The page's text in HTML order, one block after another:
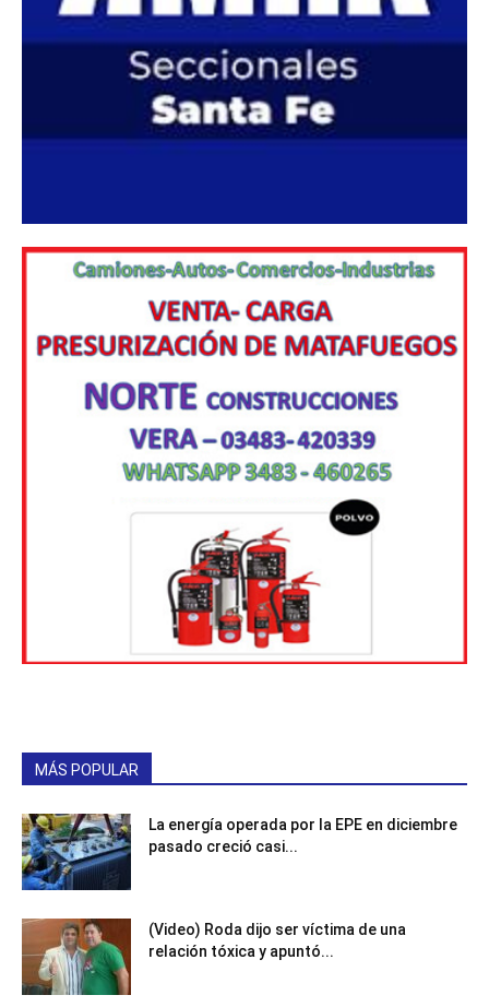
MÁS POPULAR
La energía operada por la EPE en diciembre
pasado creció casi...
(Video) Roda dijo ser víctima de una
relación tóxica y apuntó...